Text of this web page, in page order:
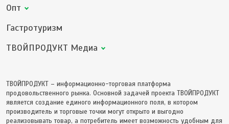
Опт
Гастротуризм
ТВОЙПРОДУКТ Медиа
ТВОЙПРОДУКТ – информационно-торговая платформа
продовольственного рынка. Основной задачей проекта ТВОЙПРОДУКТ
является создание единого информационного поля, в котором
производитель и торговые точки могут открыто и выгодно
реализовывать товар, а потребитель имеет возможность удобным для